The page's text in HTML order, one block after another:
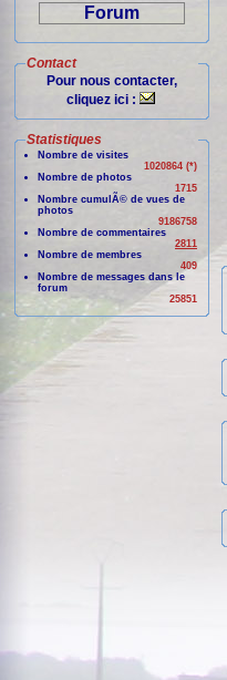
Forum
Contact
Pour nous contacter,
cliquez ici :
Statistiques
Nombre de visites
1020864 (*)
Nombre de photos
1715
Nombre cumulÃ© de vues de
photos
9186758
Nombre de commentaires
2811
Nombre de membres
409
Nombre de messages dans le
forum
25851